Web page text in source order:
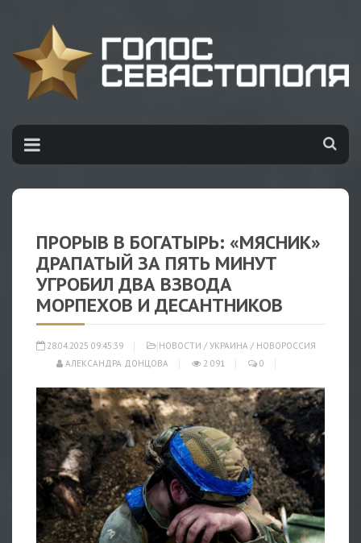
ПРОРЫВ В БОГАТЫРЬ: «МЯСНИК»
ДРАПАТЫЙ ЗА ПЯТЬ МИНУТ
УГРОБИЛ ДВА ВЗВОДА
МОРПЕХОВ И ДЕСАНТНИКОВ
28.04.2025 09:45:39 НОВОСТИ / УКРАИНА / НОВОРОССИЯ
АЛЕКСАНДРА ДОНЦОВА
2 091 0